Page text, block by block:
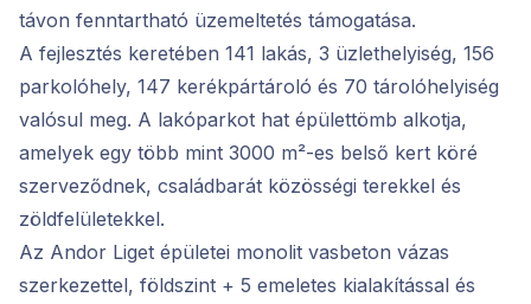
távon fenntartható üzemeltetés támogatása.
A fejlesztés keretében 141 lakás, 3 üzlethelyiség, 156
parkolóhely, 147 kerékpártároló és 70 tárolóhelyiség
valósul meg. A lakóparkot hat épülettömb alkotja,
amelyek egy több mint 3000 m²-es belső kert köré
szerveződnek, családbarát közösségi terekkel és
zöldfelületekkel.
Az Andor Liget épületei monolit vasbeton vázas
szerkezettel, földszint + 5 emeletes kialakítással és